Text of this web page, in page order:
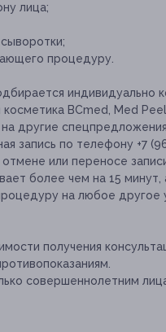
лица;
процедуру.
индивидуально
BCmed, Med Peel.
другие
запись по телефону +7
или переносе
более чем на 15
на любое другое
получения
совершеннолетним